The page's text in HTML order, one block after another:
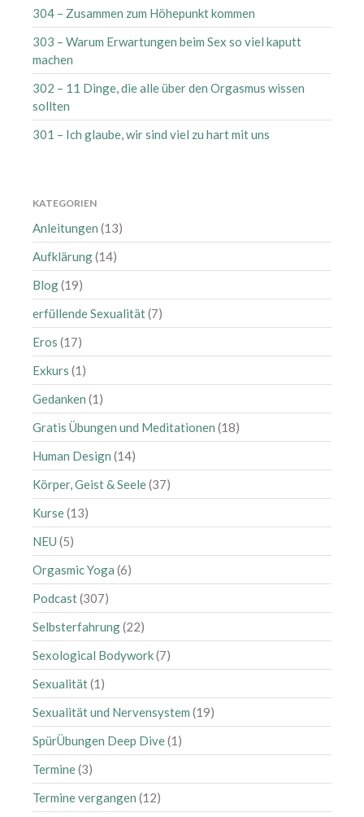
304 – Zusammen zum Höhepunkt kommen
303 – Warum Erwartungen beim Sex so viel kaputt
machen
302 – 11 Dinge, die alle über den Orgasmus wissen
sollten
301 – Ich glaube, wir sind viel zu hart mit uns
KATEGORIEN
Anleitungen (13)
Aufklärung(14)
Blog(19)
erfüllende Sexualität(7)
Eros (17)
Exkurs (1)
Gedanken (1)
Gratis Übungen und Meditationen (18)
Human Design (14)
Körper, Geist & Seele(37)
Kurse(13)
NEU (5)
Orgasmic Yoga (6)
Podcast(307)
Selbsterfahrung(22)
Sexological Bodywork(7)
Sexualität(1)
Sexualität und Nervensystem (19)
SpürÜbungen Deep Dive(1)
Termine(3)
Termine vergangen (12)